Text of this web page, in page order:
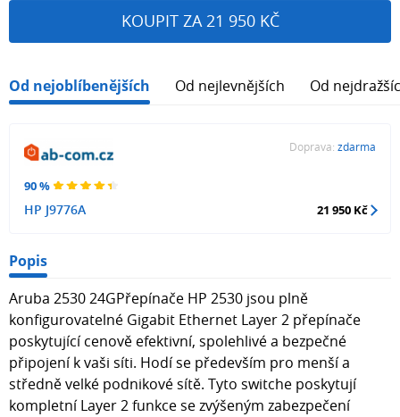
KOUPIT ZA 21 950 KČ
Od nejoblíbenějších Od nejlevnějších Od
90 %
HP J9776A
Doprava: zdarma
21 950 Kč
Popis
Aruba 2530 24GPřepínače HP 2530 jsou plně
konfigurovatelné Gigabit Ethernet Layer 2 přepínače
poskytující cenově efektivní, spolehlivé a bezpečné
připojení k vaši síti. Hodí se především pro menší a
středně velké podnikové sítě. Tyto switche poskytují
kompletní Layer 2 funkce se zvýšeným zabezpečení